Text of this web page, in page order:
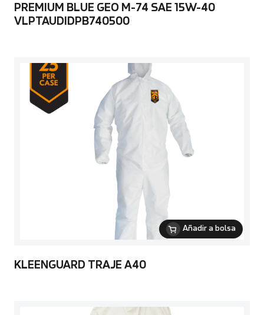
PREMIUM BLUE GEO M-74 SAE 15W-40
VLPTAUDIDPB740500
Añadir a bolsa
KLEENGUARD TRAJE A40